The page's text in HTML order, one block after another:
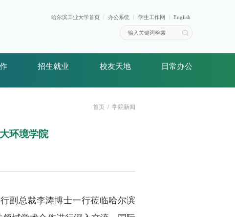
哈尔滨工业大学首页 办公系统 学生工作网 English
招生就业 校友天地 日常办公
首页 学院新闻
环境学院
副总裁李涛博士一行莅临哈尔滨